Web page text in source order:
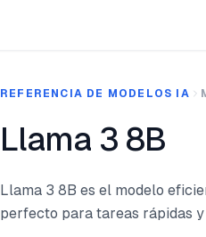
REFERENCIA DE MODELOS IA
Llama 3 8B
Llama 3 8B es el modelo
perfecto para tareas rápidas